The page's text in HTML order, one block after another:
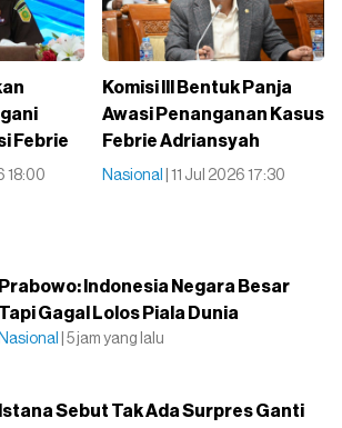
Febrie
18:00
Komisi III Bentuk Panja
Awasi Penanganan Kasus
Febrie Adriansyah
Nasional | 11 Jul 2026 17:30
Prabowo: Indonesia Negara Besar
Tapi Gagal Lolos Piala Dunia
Nasional | 5 jam yang lalu
Istana Sebut Tak Ada Surpres Ganti